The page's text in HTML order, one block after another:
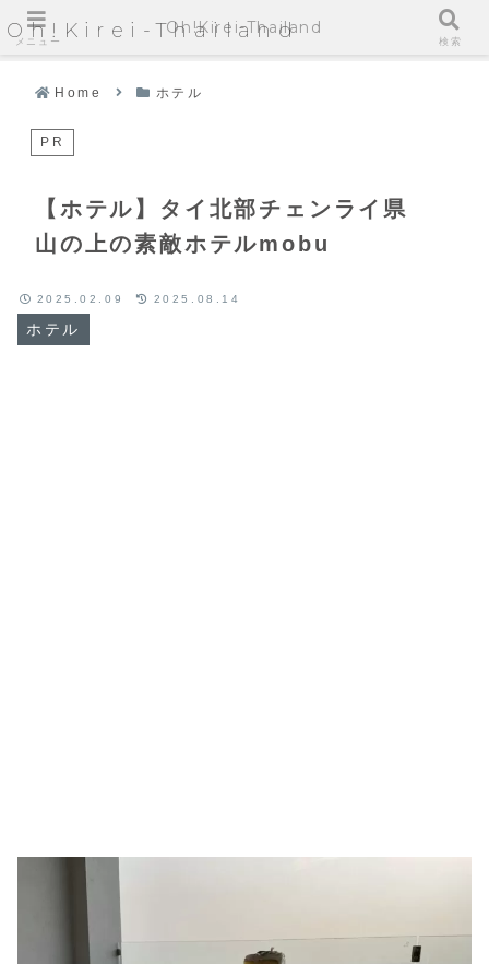
Oh!Kirei-Thailand
Home ホテル
PR
【ホテル】タイ北部チェンライ県
山の上の素敵ホテルmobu
ホテル
2025.02.09 2025.08.14
メニュー
Oh!Kirei-Thailand
検索